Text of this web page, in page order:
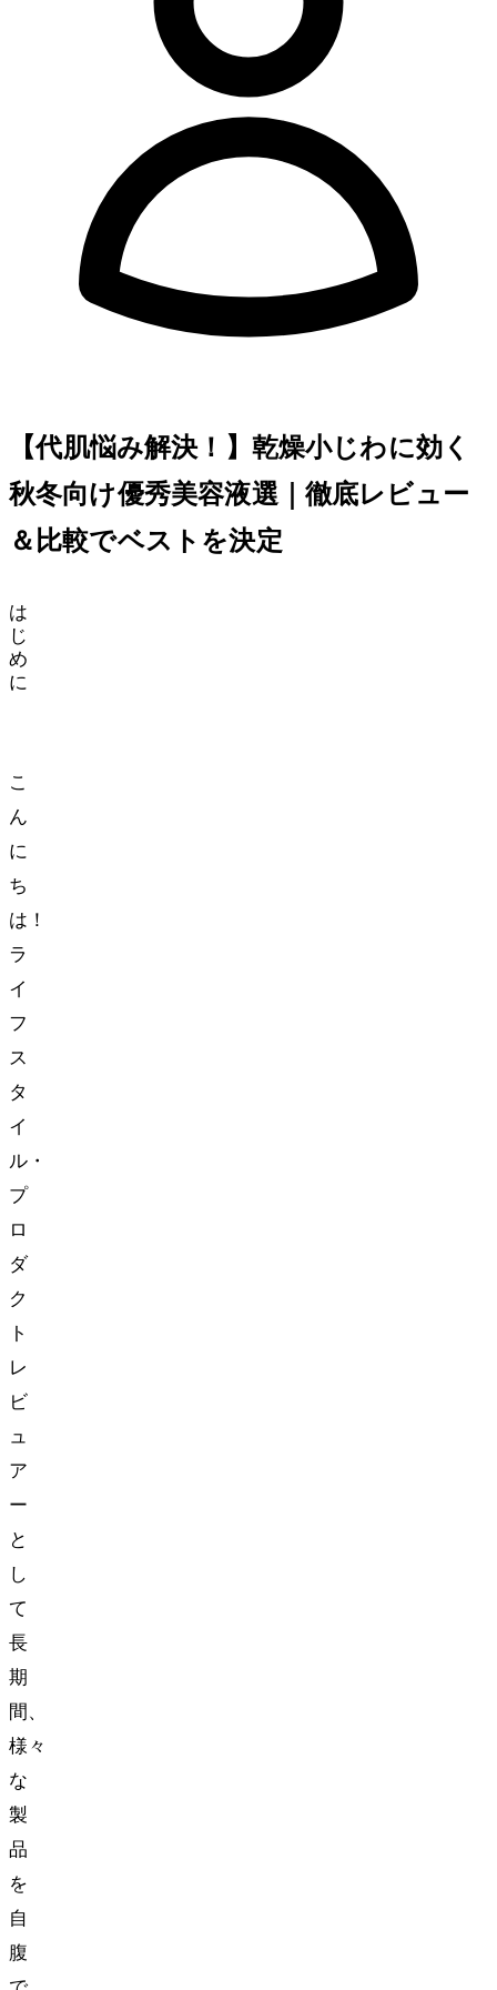
【30代肌悩み解決！】乾燥小じわに効く
秋冬向け優秀美容液7選｜徹底レビュー
＆比較でベスト1を決定
は
じ
め
に
こ
ん
に
ち
は！
ラ
イ
フ
ス
タ
イ
ル・
プ
ロ
ダ
ク
ト
レ
ビ
ュ
ア
ー
と
し
て
長
期
間、
様々
な
製
品
を
自
腹